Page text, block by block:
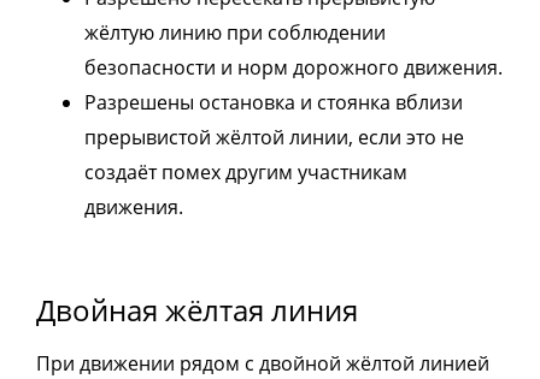
жёлтую линию при соблюдении
безопасности и норм дорожного движения.
Разрешены остановка и стоянка вблизи
прерывистой жёлтой линии, если это не
создаёт помех другим участникам
движения.
Двойная жёлтая линия
При движении рядом с двойной жёлтой линией